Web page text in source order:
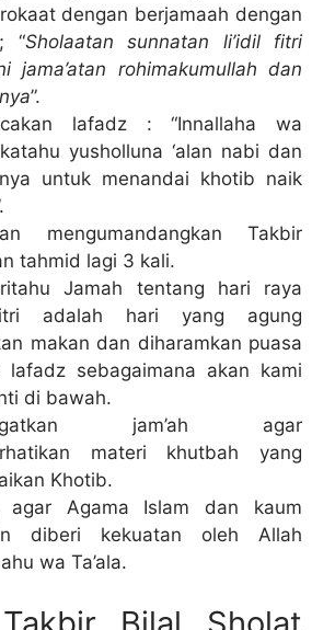
dengan berjamaah dengan
“Sholaatan sunnatan li’idil fitri
jama’atan rohimakumullah dan
”.
lafadz : “Innallaha wa
yusholluna ‘alan nabi dan
untuk menandai khotib naik
mengumandangkan Takbir
tahmid lagi 3 kali.
Jamah tentang hari raya
adalah hari yang agung
makan dan diharamkan puasa
lafadz sebagaimana akan kami
di bawah.
jam’ah agar
materi khutbah yang
Khotib.
agar Agama Islam dan kaum
diberi kekuatan oleh Allah
wa Ta’ala.